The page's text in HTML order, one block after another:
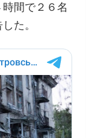
間で２６名
た。